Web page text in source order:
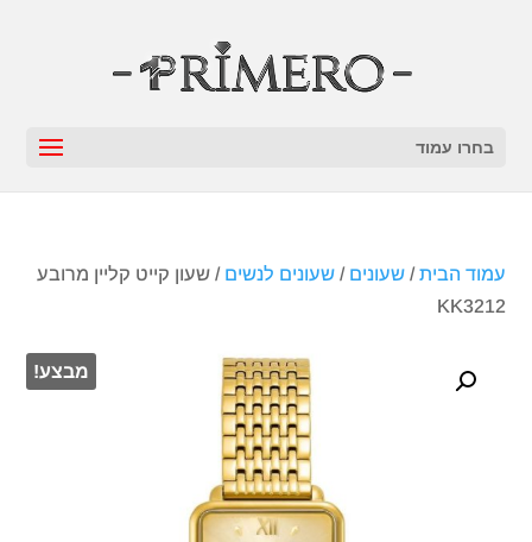
בחרו עמוד
עמוד הבית/שעונים /שעונים לנשים / שעון קייט קליין מרובע
KK3212
מבצע!